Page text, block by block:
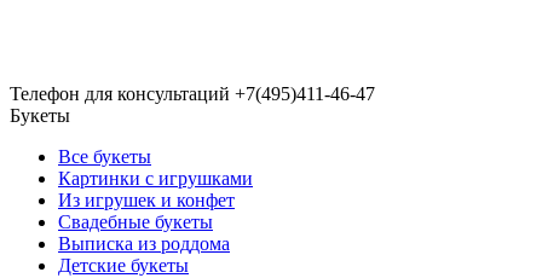
Телефон для консультаций +7(495)411-46-47
Букеты
Все букеты
Картинки с игрушками
Из игрушек и конфет
Свадебные букеты
Выписка из роддома
Детские букеты